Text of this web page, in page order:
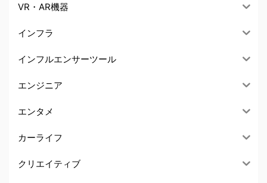
VR・AR機器
インフラ
インフルエンサーツール
エンジニア
エンタメ
カーライフ
クリエイティブ